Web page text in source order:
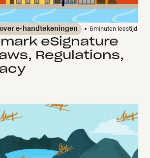
e-handtekeningen 6minuten leestijd
eSignature
Regulations,